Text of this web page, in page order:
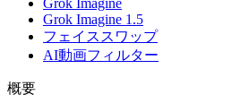
Grok Imagine 1.5
フェイススワップ
AI動画フィルター
概要